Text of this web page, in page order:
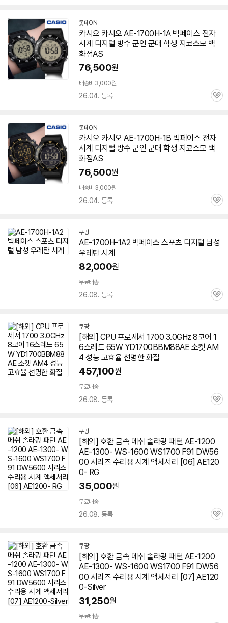
롯데ON
카시오 카시오 AE-1700H-1A 빅페이스 전자
시계 디지털 방수 군인 군대 학생 지코스모 백
화점AS
76,500원
배송비 3,000원
26.04. 등록
관
롯데ON
카시오 카시오 AE-1700H-1B 빅페이스 전자
시계 디지털 방수 군인 군대 학생 지코스모 백
화점AS
76,500원
배송비 3,000원
26.04. 등록
관
쿠팡
AE-1700H-1A2 빅페이스 스포츠 디지털 남성
우레탄 시계
82,000원
무료배송
26.08. 등록
관
쿠팡
[해외] CPU 프로세서 1700 3.0GHz 8코어 1
6스레드 65W YD1700BBM88AE 소켓 AM
4 성능 고효율 선명한 화질
457,100원
무료배송
26.08. 등록
관
쿠팡
[해외] 호환 금속 메쉬 솔라광 패턴 AE-1200
AE-1300- WS-1600 WS1700 F91 DW56
00 시리즈 수리용 시계 액세서리 [06] AE120
0- RG
35,000원
무료배송
26.08. 등록
관
쿠팡
[해외] 호환 금속 메쉬 솔라광 패턴 AE-1200
AE-1300- WS-1600 WS1700 F91 DW56
00 시리즈 수리용 시계 액세서리 [07] AE120
0-Silver
31,250원
무료배송